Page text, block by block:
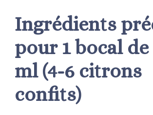
Ingrédients
pour 1 bocal de
ml (4-6 citrons
confits)